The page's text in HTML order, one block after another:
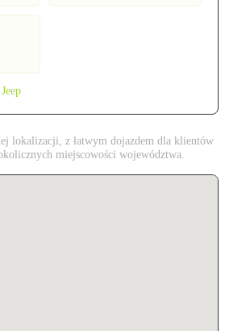
lokalizacji, z łatwym dojazdem dla klientów
miejscowości województwa.